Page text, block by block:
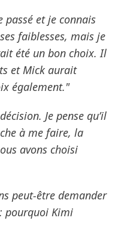
passé et je connais
faiblesses, mais je
été un bon choix. Il
et Mick aurait
également."
Je pense qu’il
à me faire, la
avons choisi
peut-être demander
pourquoi Kimi